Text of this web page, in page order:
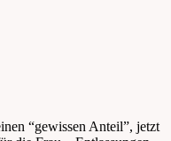
“gewissen Anteil”, jetzt